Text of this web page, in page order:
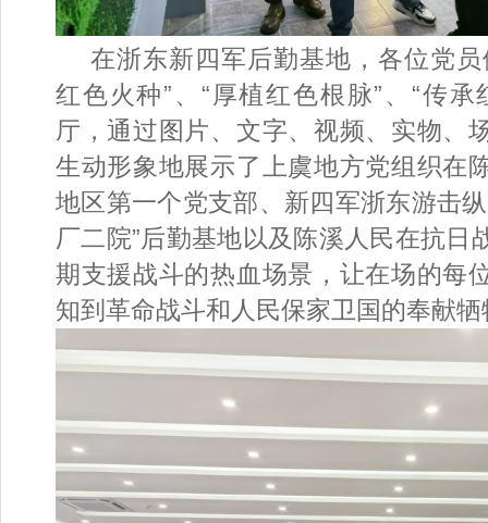
在浙东新四军后勤基地，各位党
红色火种”、“厚植红色根脉”、“传承
厅，通过图片、文字、视频、实物、
生动形象地展示了上虞地方党组织在
地区第一个党支部、新四军浙东游击
厂二院”后勤基地以及陈溪人民在抗日
期支援战斗的热血场景，让在场的每
知到革命战斗和人民保家卫国的奉献